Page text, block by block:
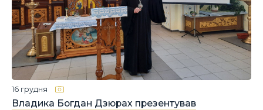
Владика Богдан Дзюрах презентував
16 грудня